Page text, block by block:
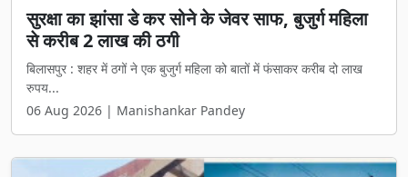
सुरक्षा का झांसा डे कर सोने के जेवर साफ, बुजुर्ग महिला
से करीब 2 लाख की ठगी
बिलासपुर : शहर में ठगों ने एक बुजुर्ग महिला को बातों में फंसाकर करीब दो लाख
रुपय...
06 Aug 2026 | Manishankar Pandey